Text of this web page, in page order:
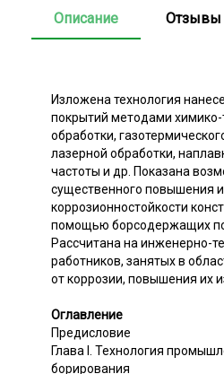
Описание Отзывы
Изложена технология
покрытий методами химико-
обработки,
лазерной обработки,
частоты и др. Показана
существенного повышения
коррозионностойкости
помощью борсодержащих
Рассчитана на инженерно-
работников, занятых в
от коррозии, повышения их
Оглавление
Предисловие
Глава I. Технология
борирования